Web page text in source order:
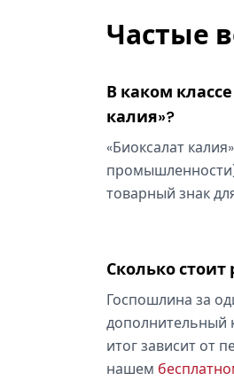
Частые
В каком
калия»?
«Биоксалат
товарный знак
Сколько стоит
Госпошлина за
дополнительный
итог зависит от
нашем